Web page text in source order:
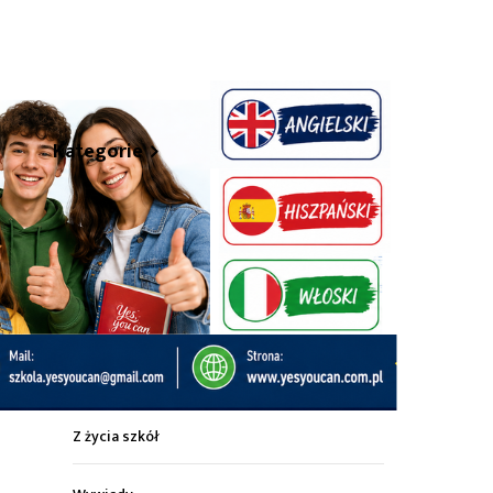
Kategorie
Z życia miasta
Sport
Kultura
Wiadomości z regionu
Z życia szkół